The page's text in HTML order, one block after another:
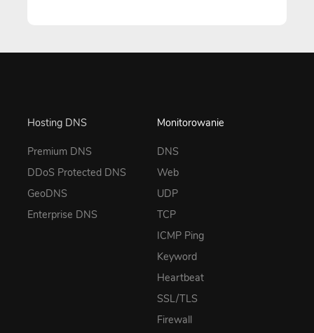
Hosting DNS
Premium DNS
DDoS Protected DNS
GeoDNS
Enterprise DNS
Monitorowanie
DNS
Web
UDP
TCP
ICMP Ping
Keyword
Heartbeat
SSL/TLS
Firewall